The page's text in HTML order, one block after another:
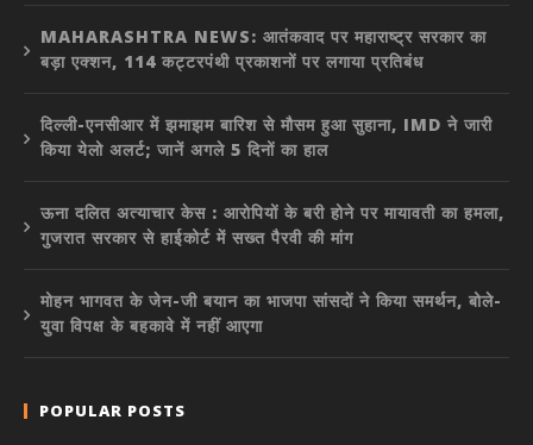
MAHARASHTRA NEWS: आतंकवाद पर महाराष्ट्र सरकार का
बड़ा एक्शन, 114 कट्टरपंथी प्रकाशनों पर लगाया प्रतिबंध
दिल्ली-एनसीआर में झमाझम बारिश से मौसम हुआ सुहाना, IMD ने जारी
किया येलो अलर्ट; जानें अगले 5 दिनों का हाल
ऊना दलित अत्याचार केस : आरोपियों के बरी होने पर मायावती का हमला,
गुजरात सरकार से हाईकोर्ट में सख्त पैरवी की मांग
मोहन भागवत के जेन-जी बयान का भाजपा सांसदों ने किया समर्थन, बोले-
युवा विपक्ष के बहकावे में नहीं आएगा
POPULAR POSTS